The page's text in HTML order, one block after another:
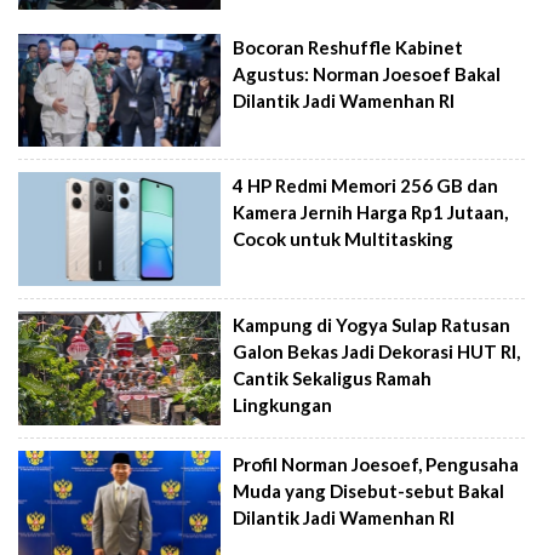
Bocoran Reshuffle Kabinet
Agustus: Norman Joesoef Bakal
Dilantik Jadi Wamenhan RI
4 HP Redmi Memori 256 GB dan
Kamera Jernih Harga Rp1 Jutaan,
Cocok untuk Multitasking
Kampung di Yogya Sulap Ratusan
Galon Bekas Jadi Dekorasi HUT RI,
Cantik Sekaligus Ramah
Lingkungan
Profil Norman Joesoef, Pengusaha
Muda yang Disebut-sebut Bakal
Dilantik Jadi Wamenhan RI